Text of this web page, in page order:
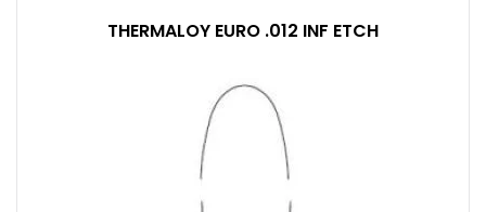
THERMALOY EURO .012 INF ETCH